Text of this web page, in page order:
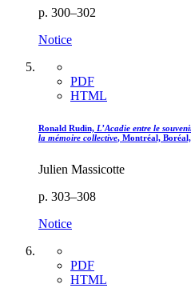
p. 300–302
Notice
PDF
HTML
Ronald Rudin, L’Acadie entre le
la mémoire collective, Montréal,
Julien Massicotte
p. 303–308
Notice
PDF
HTML